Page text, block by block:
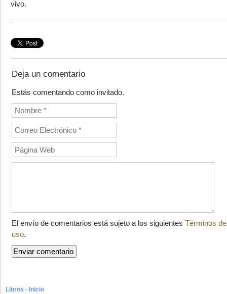
vivo.
Deja un comentario
Estás comentando como invitado.
El envío de comentarios está sujeto a los siguientes Términos de
uso.
Libros - Inicio